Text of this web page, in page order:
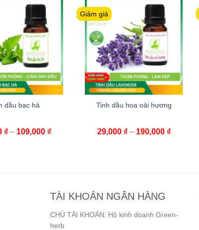
dầu bạc hà
₫– 109,000 ₫
Giảm giá
Tinh dầu hoa oải hương
29,000 ₫– 190,000 ₫
TÀI KHOẢN NGÂN HÀNG
CHỦ TÀI KHOẢN: Hộ kinh doanh Green-
herb